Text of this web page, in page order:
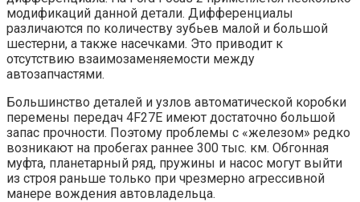
модификаций данной детали. Дифференциалы
различаются по количеству зубьев малой и большой
шестерни, а также насечками. Это приводит к
отсутствию взаимозаменяемости между
автозапчастями.
Большинство деталей и узлов автоматической коробки
перемены передач 4F27E имеют достаточно большой
запас прочности. Поэтому проблемы с «железом» редко
возникают на пробегах раннее 300 тыс. км. Обгонная
муфта, планетарный ряд, пружины и насос могут выйти
из строя раньше только при чрезмерно агрессивной
манере вождения автовладельца.